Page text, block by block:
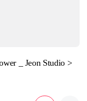
Songs of Earth and Nature < Blue Flower _ Jeon Studio >